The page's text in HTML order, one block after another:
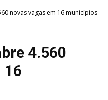
novas vagas em 16 municípios
4.560
16